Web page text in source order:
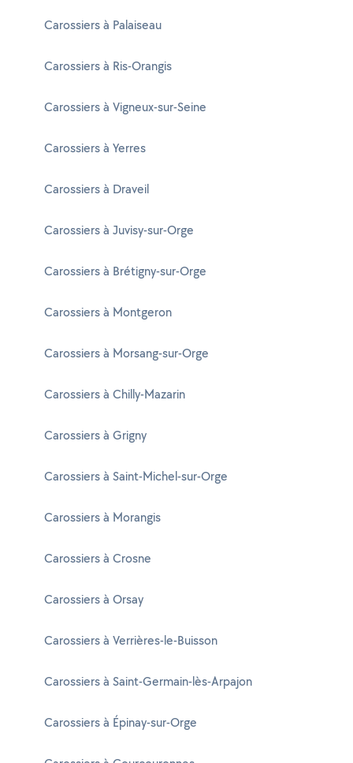
Carossiers à Palaiseau
Carossiers à Ris-Orangis
Carossiers à Vigneux-sur-Seine
Carossiers à Yerres
Carossiers à Draveil
Carossiers à Juvisy-sur-Orge
Carossiers à Brétigny-sur-Orge
Carossiers à Montgeron
Carossiers à Morsang-sur-Orge
Carossiers à Chilly-Mazarin
Carossiers à Grigny
Carossiers à Saint-Michel-sur-Orge
Carossiers à Morangis
Carossiers à Crosne
Carossiers à Orsay
Carossiers à Verrières-le-Buisson
Carossiers à Saint-Germain-lès-Arpajon
Carossiers à Épinay-sur-Orge